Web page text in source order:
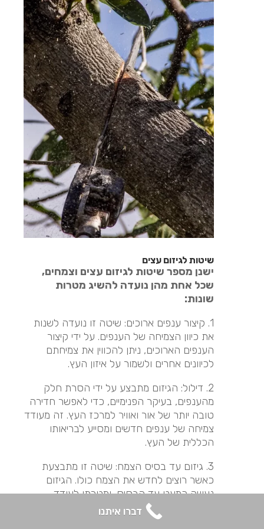
שיטות לגיזום עצים
ישנן מספר שיטות לגיזום עצים וצמחים,
שכל אחת מהן נועדה להשיג מטרות
שונות:
1. קיצור ענפים ארוכים: שיטה זו נועדה לשנות
את כיוון הצמיחה של הענפים. על ידי קיצור
הענפים הארוכים, ניתן להכווין את צמיחתם
לכיוונים אחרים ולשמור על איזון העץ.
2. דילול: הגיזום מתבצע על ידי הסרת חלק
מהענפים, בעיקר הפנימיים, כדי לאפשר חדירה
טובה יותר של אור ואוויר למרכז העץ. זה מעודד
צמיחה של ענפים חדשים ומסייע לבריאותו
הכללית של העץ.
3. גיזום עד בסיס הצמח: שיטה זו מתבצעת
כאשר רוצים לחדש את הצמח כולו. הגיזום
נעשה כמעט עד הבסיס, ומטרתו לעודד
התחדשות של כל הענפים וליצור צמיחה חדשה
דברו איתנו